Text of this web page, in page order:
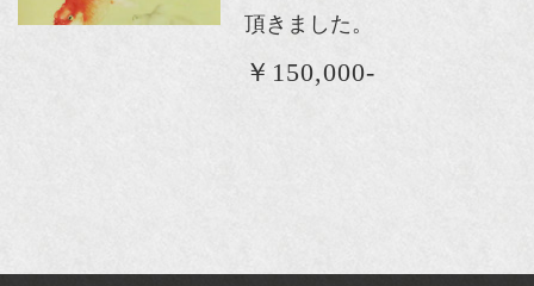
頂きました。
￥150,000-